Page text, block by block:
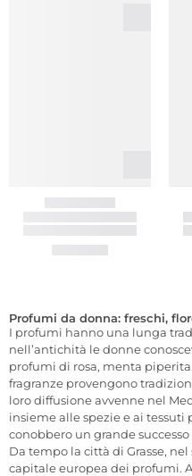
Profumi da donna: freschi,
I profumi hanno una lunga
nell’antichità le donne
profumi di rosa, menta
fragranze provengono
loro diffusione avvenne nel
insieme alle spezie e ai tessuti
conobbero un grande
Da tempo la città di Grasse,
capitale europea dei profumi.